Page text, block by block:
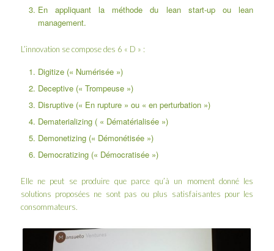
En appliquant la méthode du lean start-up ou lean
management.
L’innovation se compose des 6 « D » :
Digitize (« Numérisée »)
Deceptive (« Trompeuse »)
Disruptive (« En rupture » ou « en perturbation »)
Dematerializing ( « Dématérialisée »)
Demonetizing (« Démonétisée »)
Democratizing (« Démocratisée »)
Elle ne peut se produire que parce qu’à un moment donné les
solutions proposées ne sont pas ou plus satisfaisantes pour les
consommateurs.